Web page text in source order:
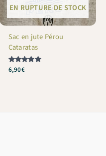
EN RUPTURE DE STOCK
Sac en jute Pérou
Cataratas
Note
5
6,90€